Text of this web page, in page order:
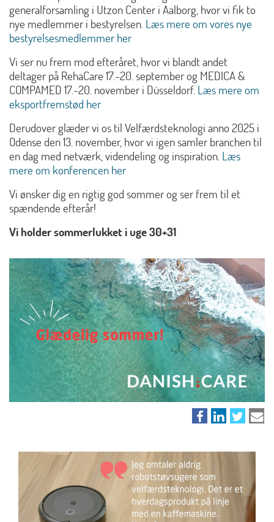
generalforsamling i Utzon Center i Aalborg, hvor vi fik to
nye medlemmer i bestyrelsen. Læs mere om vores nye
bestyrelsesmedlemmer her
Vi ser nu frem mod efteråret, hvor vi blandt andet
deltager på RehaCare 17.-20. september og MEDICA &
COMPAMED 17.-20. november i Düsseldorf. Læs mere om
eksportfremstød her
Derudover glæder vi os til Velfærdsteknologi anno 2025 i
Odense den 13. november, hvor vi igen samler branchen til
en dag med netværk, videndeling og inspiration. Læs
mere om konferencen her
Vi ønsker dig en rigtig god sommer og ser frem til et
spændende efterår!
Vi holder sommerlukket i uge 30+31